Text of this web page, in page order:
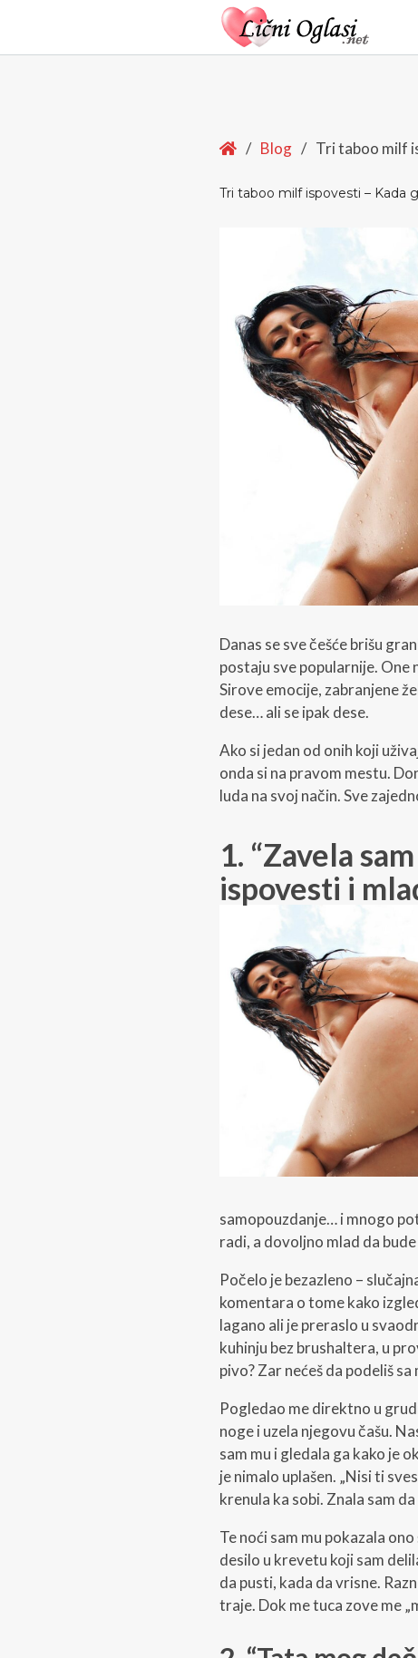
Home
/ Blog / Tri taboo milf
Tri taboo milf ispovesti – Kada
Danas se sve češće brišu
postaju sve popularnije. One
Sirove emocije, zabranjene
dese… ali se ipak dese.
Ako si jedan od onih koji
onda si na pravom mestu.
luda na svoj način. Sve
1. “Zavela
ispovesti i
samopouzdanje… i mnogo
radi, a dovoljno mlad da
Počelo je bezazleno –
komentara o tome kako
lagano ali je preraslo u
kuhinju bez brushaltera, u
pivo? Zar nećeš da podeliš sa
Pogledao me direktno u
noge i uzela njegovu čašu.
sam mu i gledala ga kako je
je nimalo uplašen. „Nisi ti
krenula ka sobi. Znala sam
Te noći sam mu pokazala
desilo u krevetu koji sam
da pusti, kada da vrisne.
traje. Dok me tuca zove me